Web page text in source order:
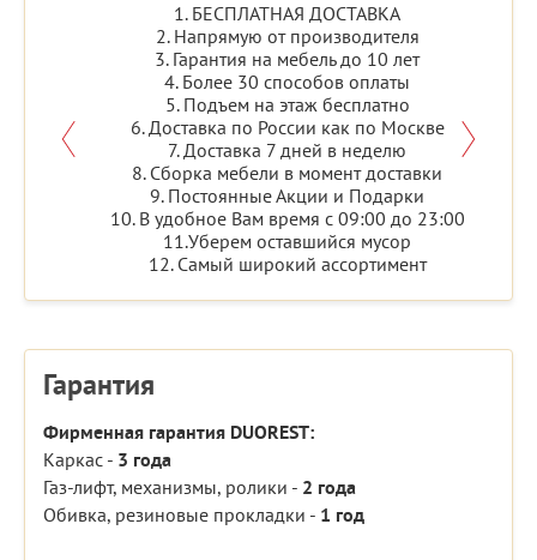
1. БЕСПЛАТНАЯ ДОСТАВКА
2. Напрямую от производителя
3. Гарантия на мебель до 10 лет
4. Более 30 способов оплаты
5. Подъем на этаж бесплатно
6. Доставка по России как по Москве
7. Доставка 7 дней в неделю
8. Сборка мебели в момент доставки
9. Постоянные Акции и Подарки
10. В удобное Вам время с 09:00 до 23:00
11.Уберем оставшийся мусор
12. Самый широкий ассортимент
Гарантия
Фирменная гарантия DUOREST:
Каркас - 3 года
Газ-лифт, механизмы, ролики - 2 года
Обивка, резиновые прокладки - 1 год